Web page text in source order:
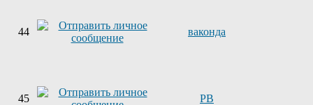
44 ваконда
45 PB